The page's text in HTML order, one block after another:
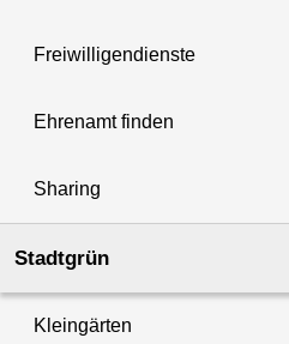
Freiwilligendienste
Ehrenamt finden
Sharing
Stadtgrün
Kleingärten